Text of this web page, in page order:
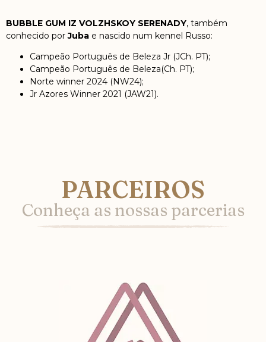
BUBBLE GUM IZ VOLZHSKOY SERENADY, também
conhecido porJuba e nascido num kennel Russo:
Campeão Português de Beleza Jr (JCh. PT);
Campeão Português de Beleza(Ch. PT);
Norte winner 2024 (NW24);
Jr Azores Winner 2021 (JAW21).
PARCEIROS
Conheça as nossas parcerias